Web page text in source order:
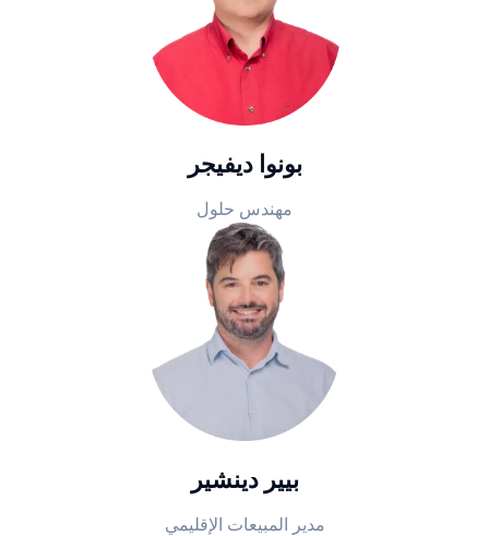
بونوا ديفيجر
مهندس حلول
بيير دينشير
مدير المبيعات الإقليمي